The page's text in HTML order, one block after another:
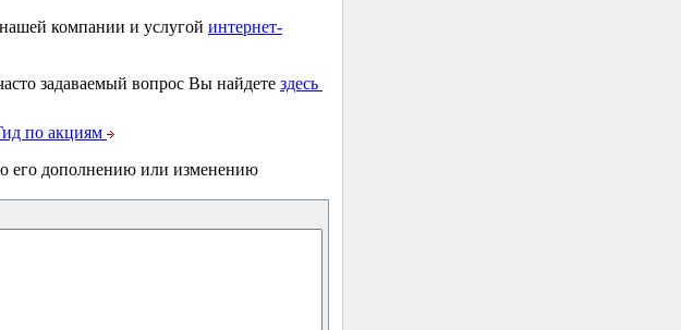
нашей компании и услугой интернет-
задаваемый вопрос Вы найдете здесь
по акциям
его дополнению или изменению